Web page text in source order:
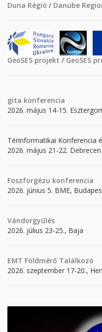
Duna Régió / Danube
GeoSES projekt / GeoSES
gita konferencia
2026. május 14-15.
Térinformatikai Konferencia
2026. május 21-22. Debrecen
Foszforgézu konferencia
2026. június 5. BME,
Vándorgyűlés
2026. július 23-25., Baja
EMT Földmérő Találkozó
2026. szeptember 17-20.,